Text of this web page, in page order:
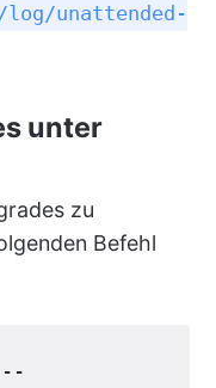
unattended-
unter
zu
Befehl
--